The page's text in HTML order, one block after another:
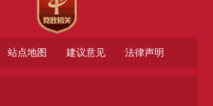
站点地图 建议意见 法律声明